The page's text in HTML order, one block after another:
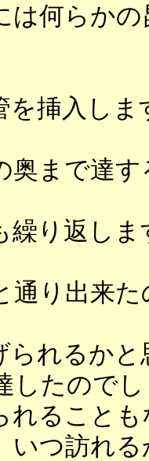
は何らか
を挿入し
奥まで達
繰り返しま
通り出来
られるか
したので
れること
いつ訪れ